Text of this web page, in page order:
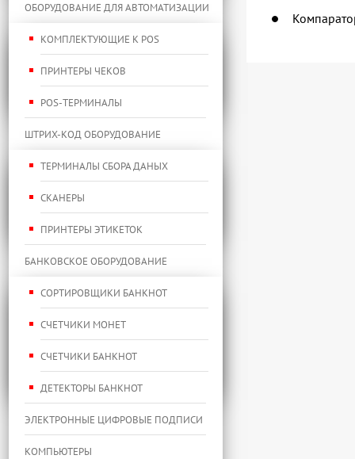
ОБОРУДОВАНИЕ ДЛЯ АВТОМАТИЗАЦИИ
КОМПЛЕКТУЮЩИЕ К POS
ПРИНТЕРЫ ЧЕКОВ
POS-ТЕРМИНАЛЫ
ШТРИХ-КОД ОБОРУДОВАНИЕ
ТЕРМИНАЛЫ СБОРА ДАНЫХ
СКАНЕРЫ
ПРИНТЕРЫ ЭТИКЕТОК
БАНКОВСКОЕ ОБОРУДОВАНИЕ
СОРТИРОВЩИКИ БАНКНОТ
СЧЕТЧИКИ МОНЕТ
СЧЕТЧИКИ БАНКНОТ
ДЕТЕКТОРЫ БАНКНОТ
ЭЛЕКТРОННЫЕ ЦИФРОВЫЕ ПОДПИСИ
КОМПЬЮТЕРЫ